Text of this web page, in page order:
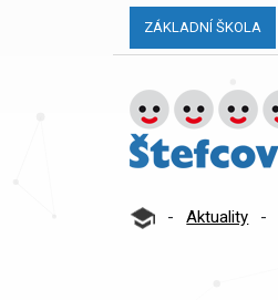
ZÁKLADNÍ ŠKOLA
- Aktuality -